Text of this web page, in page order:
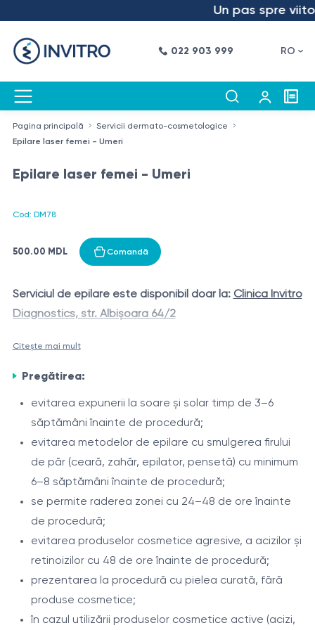
Un pas spre
022 903 999 RO
Pagina principală
Servicii dermato-cosmetologice
Epilare laser femei - Umeri
Epilare laser femei - Umeri
Cod: DM78
500.00 MDL Comandă
Serviciul de epilare este disponibil doar la: Clinica Invitro
Diagnostics, str. Albișoara 64/2
Epilarea laser a zonei umerilor
modernă, destinată reducerii creșterii firelor de păr
cu laserul Alexandrite DEKA Again Pro Plus (755 nm) și
sistemul de răcire cu aer Zimmer Cryo, ceea ce asigură
o acțiune precisă asupra foliculilor piloși și confort în
timpul tratamentului.
influențată de particularități individuale și factori
hormonali. Laserul Alexandrite de 755 nm acționează
eficient asupra firelor pigmentate, contribuind la
reducerea treptată a acestora și la îmbunătățirea
aspectului pielii.
Indicații
păr nedorit în zona umerilor;
tendință la iritații după ras sau epilare;
fire de păr încarnate;
hipertricoză.
Procedura
evaluarea fototipului pielii și a caracteristicilor
selectarea parametrilor laserului;
tratarea zonei umerilor;
Intervale între ședințe
Citește mai mult
Pregătirea:
evitarea expunerii la soare și solar timp de 3–6
săptămâni înainte de procedură;
evitarea metodelor de epilare cu smulgerea firului
de păr (ceară, zahăr, epilator, pensetă) cu minimum
6–8 săptămâni înainte de procedură;
se permite raderea zonei cu 24–48 de ore înainte
de procedură;
evitarea produselor cosmetice agresive, a acizilor și
retinoizilor cu 48 de ore înainte de procedură;
prezentarea la procedură cu pielea curată, fără
produse cosmetice;
în cazul utilizării produselor cosmetice active (acizi,